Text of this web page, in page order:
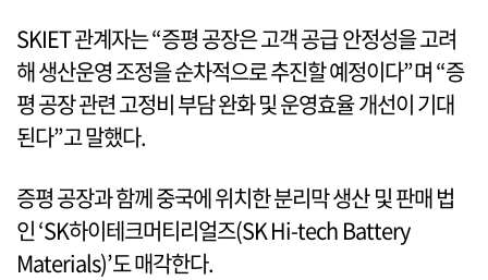
SKIET 관계자는 “증평 공장은 고객 공급 안정성을 고려
해 생산운영 조정을 순차적으로 추진할 예정이다”며 “증
평 공장 관련 고정비 부담 완화 및 운영효율 개선이 기대
된다”고 말했다.
증평 공장과 함께 중국에 위치한 분리막 생산 및 판매 법
인 ‘SK하이테크머티리얼즈(SK Hi-tech Battery
Materials)’도 매각한다.